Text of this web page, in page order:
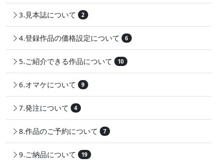
3.見本誌について 2
4.登録作品の価格設定について 6
5.ご紹介できる作品について 10
6.オマケについて 9
7.発注について 4
8.作品のご予約について 7
9.ご納品について 19